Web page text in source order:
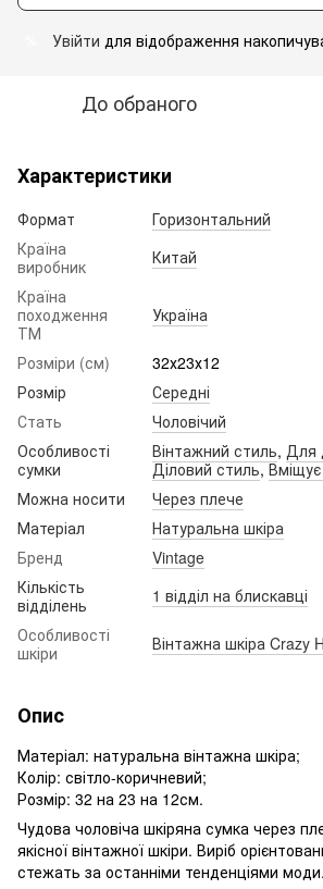
Увійти для відображення
До обраного
Характеристики
Формат
Горизонтальний
Країна
виробник
Китай
Країна
походження
ТМ
Україна
Розміри (см)
32х23х12
Розмір
Середні
Стать
Чоловічий
Особливості
сумки
Вінтажний стиль, Для
Діловий стиль,
Можна носити
Через плече
Матеріал
Натуральна шкіра
Бренд
Vintage
Кількість
відділень
1 відділ на блискавці
Особливості
шкіри
Вінтажна шкіра Crazy
Опис
Матеріал: натуральна вінтажна шкіра;
Колір: світло-коричневий;
Розмір: 32 на 23 на 12см.
Чудова чоловіча шкіряна сумка через
якісної вінтажної шкіри. Виріб
стежать за останніми тенденціями моди.